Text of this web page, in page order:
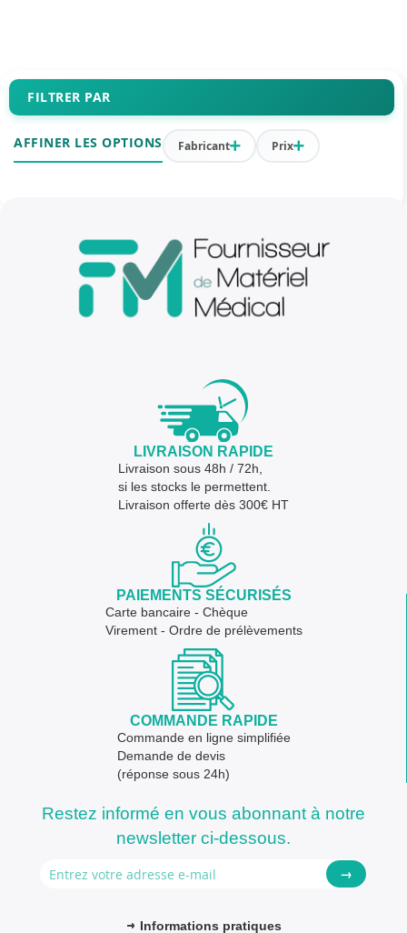
FILTRER PAR
AFFINER LES OPTIONS Fabricant Prix
LIVRAISON RAPIDE
Livraison sous 48h / 72h,
si les stocks le permettent.
Livraison offerte dès 300€ HT
PAIEMENTS SÉCURISÉS
Carte bancaire - Chèque
Virement - Ordre de prélèvements
COMMANDE RAPIDE
Commande en ligne simplifiée
Demande de devis
(réponse sous 24h)
Restez informé en vous abonnant à notre
newsletter ci-dessous.
→
Informations pratiques